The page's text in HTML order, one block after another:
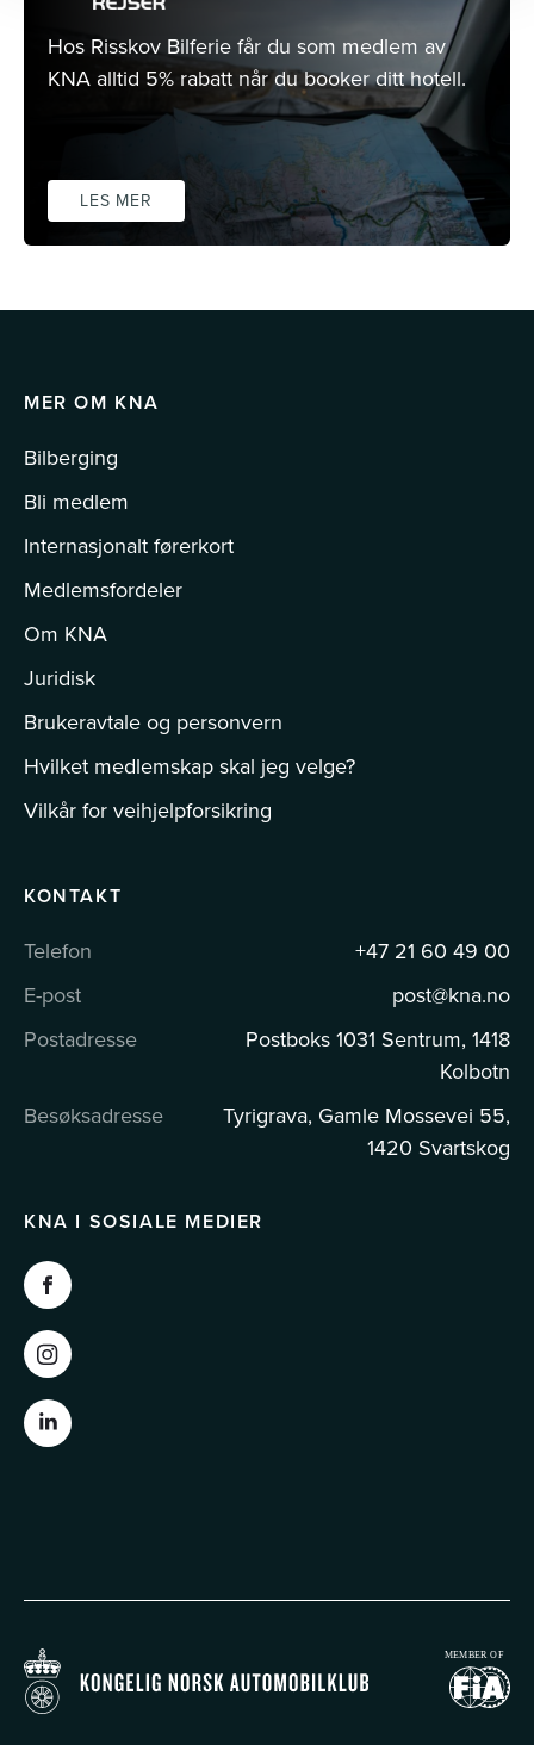
Hos Risskov Bilferie får du som medlem av
KNA alltid 5% rabatt når du booker ditt hotell.
LES MER
MER OM KNA
Bilberging
Bli medlem
Internasjonalt førerkort
Medlemsfordeler
Om KNA
Juridisk
Brukeravtale og personvern
Hvilket medlemskap skal jeg velge?
Vilkår for veihjelpforsikring
KONTAKT
Telefon
+47 21 60 49 00
E-post
post@kna.no
Postadresse
Postboks 1031 Sentrum, 1418
Kolbotn
Besøksadresse
Tyrigrava, Gamle Mossevei 55,
1420 Svartskog
KNA I SOSIALE MEDIER